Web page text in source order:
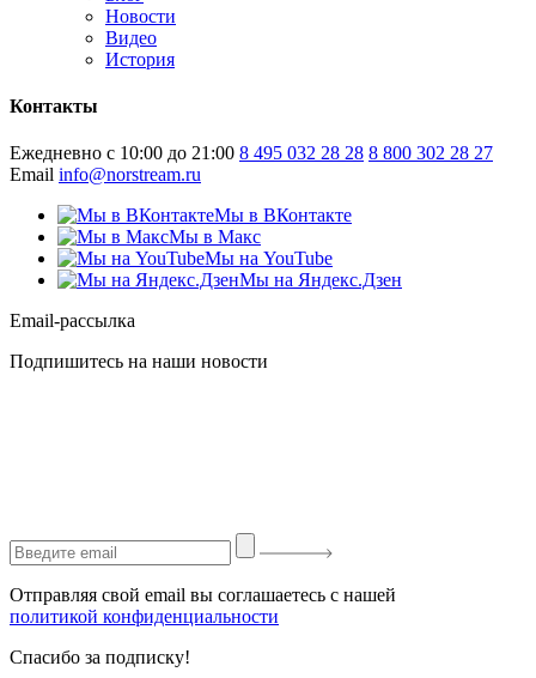
Новости
Видео
История
Контакты
Ежедневно с 10:00 до 21:00 8 495 032 28 28 8 800 302 28 27
Email info@norstream.ru
Мы в ВКонтакте
Мы в Макс
Мы на YouTube
Мы на Яндекс.Дзен
Email-рассылка
Подпишитесь на наши новости
Отправляя свой email вы соглашаетесь с нашей
политикой конфиденциальности
Спасибо за подписку!